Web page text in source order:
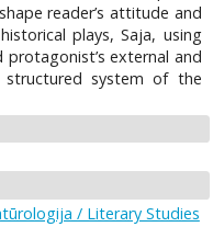
reader’s attitude and
plays, Saja, using
external and
structured system of the
/ Literary Studies